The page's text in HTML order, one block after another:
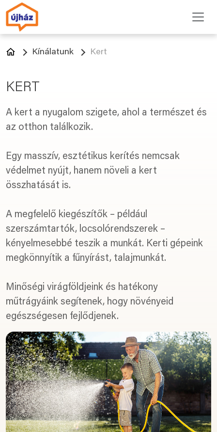
Kínálatunk Kert
KERT
A kert a nyugalom szigete, ahol a természet és
az otthon találkozik.
Egy masszív, esztétikus kerítés nemcsak
védelmet nyújt, hanem növeli a kert
összhatását is.
A megfelelő kiegészítők – például
szerszámtartók, locsolórendszerek –
kényelmesebbé teszik a munkát. Kerti gépeink
megkönnyítik a fűnyírást, talajmunkát.
Minőségi virágföldjeink és hatékony
műtrágyáink segítenek, hogy növényeid
egészségesen fejlődjenek.